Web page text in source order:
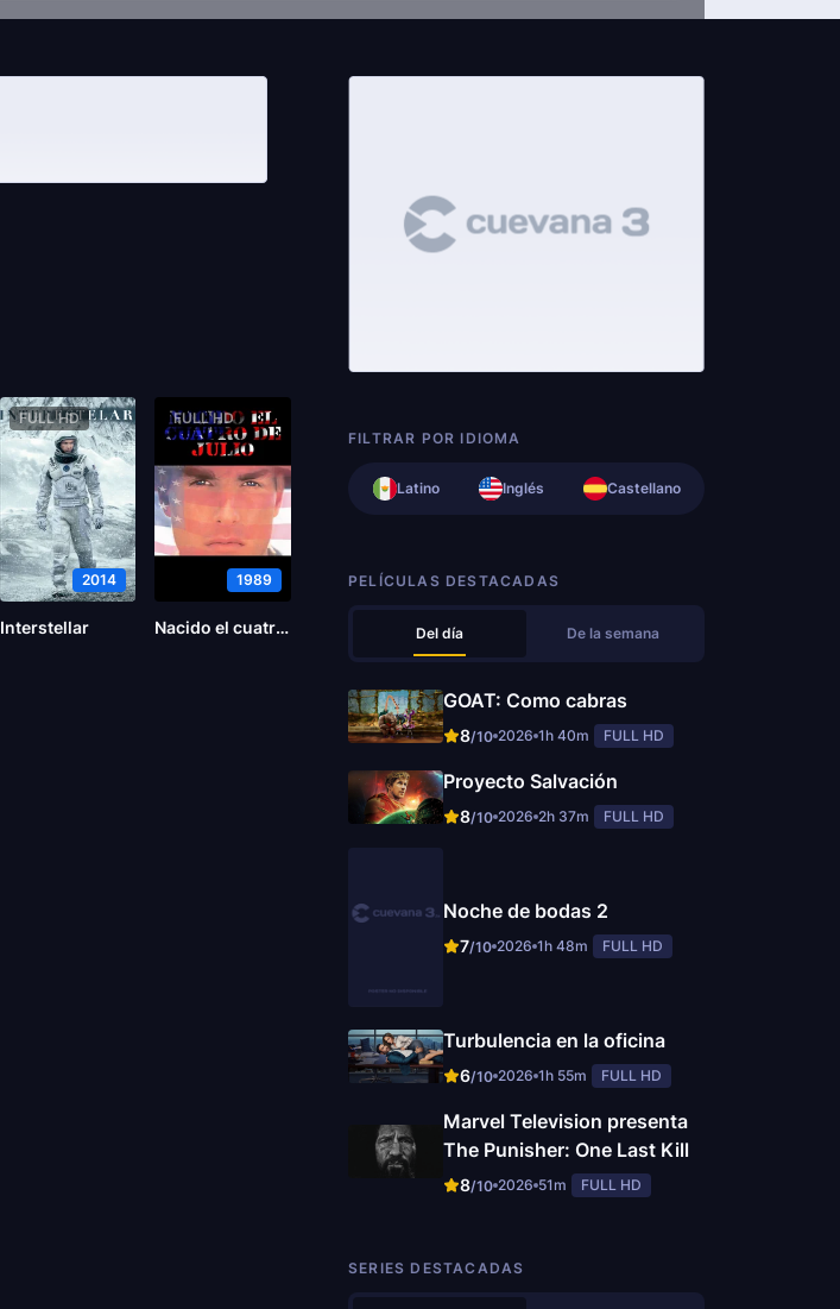
FULL HD
2014
Interstellar
FULL HD
1989
Nacido el cuatro de julio
FILTRAR POR IDIOMA
Latino Inglés Castellano
PELÍCULAS DESTACADAS
Del día De la semana
GOAT: Como cabras
8/10 2026 1h 40m FULL HD
Proyecto Salvación
8/10 2026 2h 37m FULL HD
Noche de bodas 2
7/10 2026 1h 48m FULL HD
Turbulencia en la oficina
6/10 2026 1h 55m FULL HD
Marvel Television presenta
The Punisher: One Last Kill
8/10 2026 51m FULL HD
SERIES DESTACADAS